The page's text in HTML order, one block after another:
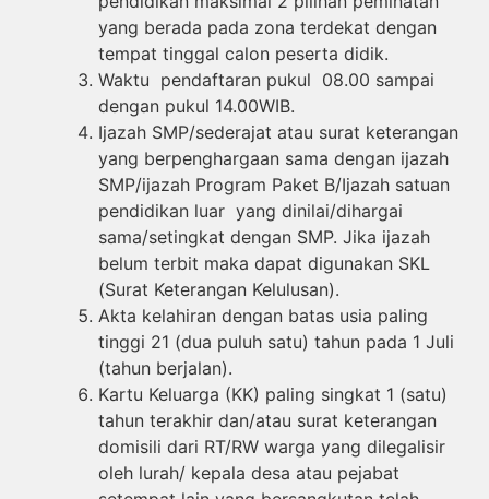
yang berada pada zona terdekat dengan
tempat tinggal calon peserta didik.
Waktu pendaftaran pukul 08.00 sampai
dengan pukul 14.00WIB.
Ijazah SMP/sederajat atau surat keterangan
yang berpenghargaan sama dengan ijazah
SMP/ijazah Program Paket B/Ijazah satuan
pendidikan luar yang dinilai/dihargai
sama/setingkat dengan SMP. Jika ijazah
belum terbit maka dapat digunakan SKL
(Surat Keterangan Kelulusan).
Akta kelahiran dengan batas usia paling
tinggi 21 (dua puluh satu) tahun pada 1 Juli
(tahun berjalan).
Kartu Keluarga (KK) paling singkat 1 (satu)
tahun terakhir dan/atau surat keterangan
domisili dari RT/RW warga yang dilegalisir
oleh lurah/ kepala desa atau pejabat